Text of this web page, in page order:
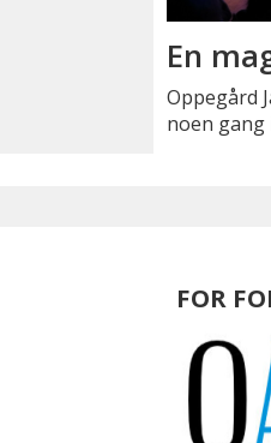
En
Oppegård
noen gang
FOR